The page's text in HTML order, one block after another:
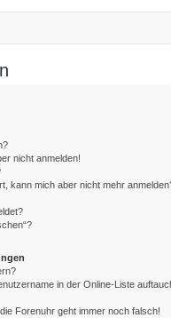
nicht anmelden!
kann mich aber nicht mehr
in der Online-Liste
Forenuhr geht immer noch falsch!